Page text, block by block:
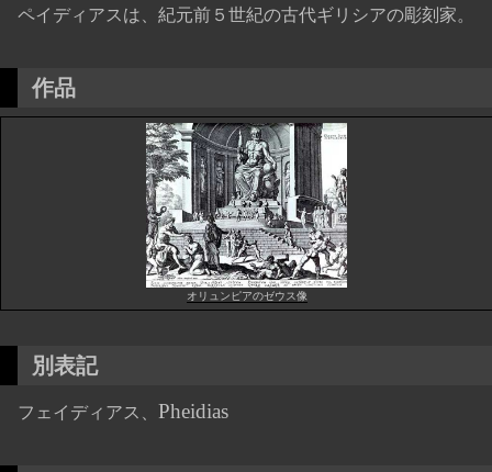
ペイディアスは、紀元前５世紀の古代ギリシアの彫刻家。
作品
オリュンピアのゼウス像
別表記
フェイディアス、 Pheidias